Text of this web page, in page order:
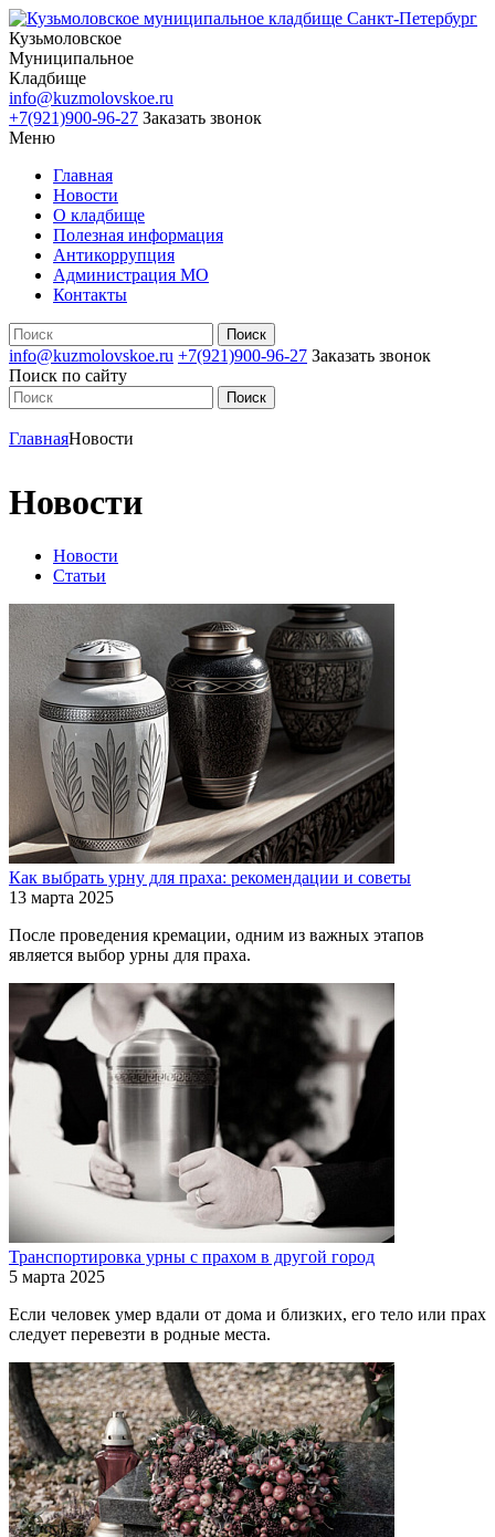
Кузьмоловское
Муниципальное
Кладбище
info@kuzmolovskoe.ru
+7(921)900-96-27 Заказать звонок
Меню
Главная
Новости
О кладбище
Полезная информация
Антикоррупция
Администрация МО
Контакты
info@kuzmolovskoe.ru +7(921)900-96-27 Заказать звонок
Поиск по сайту
ГлавнаяНовости
Новости
Новости
Статьи
Как выбрать урну для праха: рекомендации и советы
13 марта 2025
После проведения кремации, одним из важных этапов
является выбор урны для праха.
Транспортировка урны с прахом в другой город
5 марта 2025
Если человек умер вдали от дома и близких, его тело или прах
следует перевезти в родные места.